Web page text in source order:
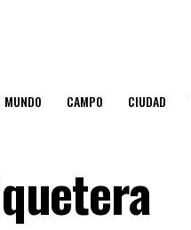
MUNDO CAMPO CIUDAD